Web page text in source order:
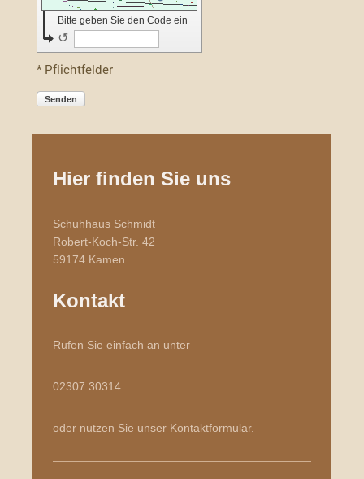
Bitte geben Sie den Code ein
↺
* Pflichtfelder
Senden
Hier finden Sie uns
Schuhhaus Schmidt
Robert-Koch-Str. 42
59174 Kamen
Kontakt
Rufen Sie einfach an unter
02307 30314
oder nutzen Sie unser Kontaktformular.